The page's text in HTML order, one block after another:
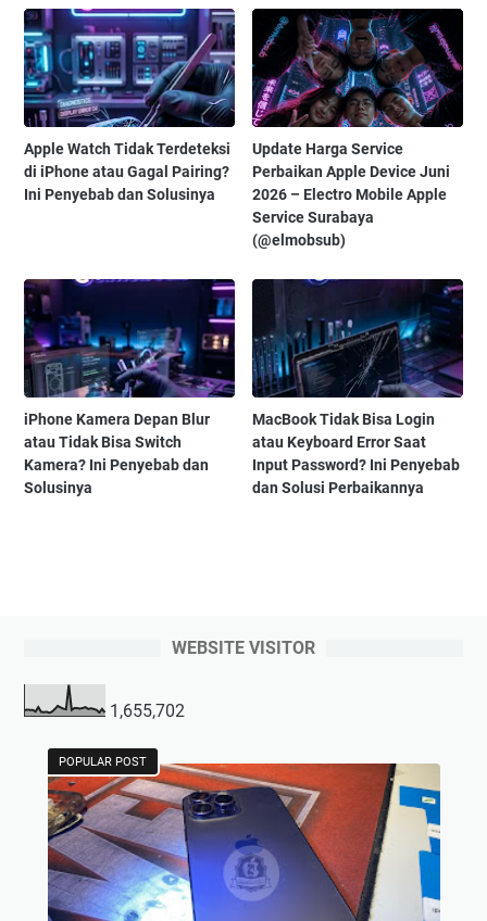
Apple Watch Tidak Terdeteksi
di iPhone atau Gagal Pairing?
Ini Penyebab dan Solusinya
Update Harga Service
Perbaikan Apple Device Juni
2026 – Electro Mobile Apple
Service Surabaya
(@elmobsub)
iPhone Kamera Depan Blur
atau Tidak Bisa Switch
Kamera? Ini Penyebab dan
Solusinya
MacBook Tidak Bisa Login
atau Keyboard Error Saat
Input Password? Ini Penyebab
dan Solusi Perbaikannya
WEBSITE VISITOR
1,655,702
POPULAR POST